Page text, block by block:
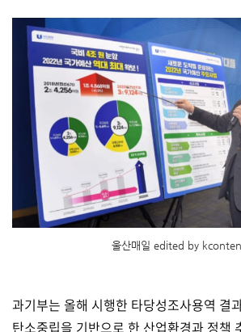
울산매일 edited by
과기부는 올해 시행한 타당성조사용역 결
탄소중립을 기반으로 한 산업환경과 정책